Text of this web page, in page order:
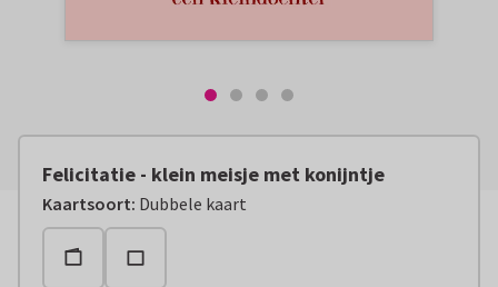
Felicitatie - klein meisje met konijntje
Kaartsoort: Dubbele kaart
Vanaf:€ 2,79 excl. verzendkosten